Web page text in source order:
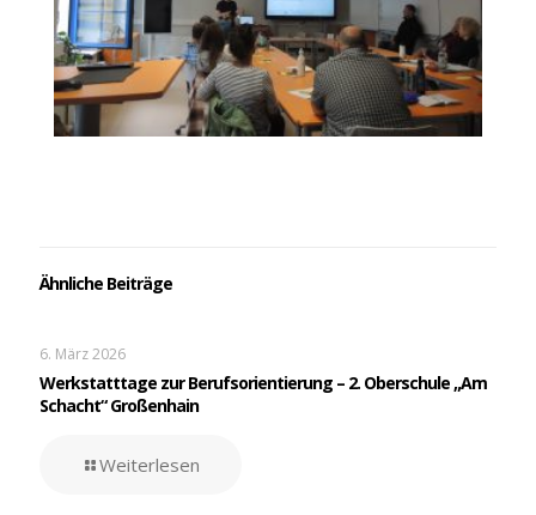
Ähnliche Beiträge
6. März 2026
Werkstatttage zur Berufsorientierung – 2. Oberschule „Am
Schacht“ Großenhain
Weiterlesen